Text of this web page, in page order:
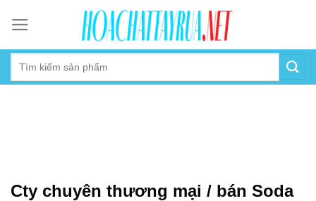
content
Cty chuyên thương mại / bán Soda